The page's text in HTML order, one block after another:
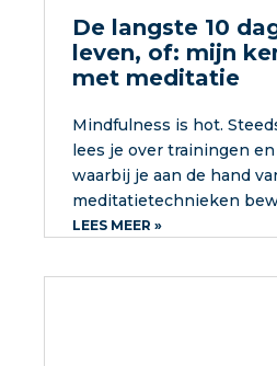
De langste 10
leven, of: mijn
met meditatie
Mindfulness is hot.
lees je over trainingen
waarbij je aan de hand
meditatietechnieken
LEES MEER »